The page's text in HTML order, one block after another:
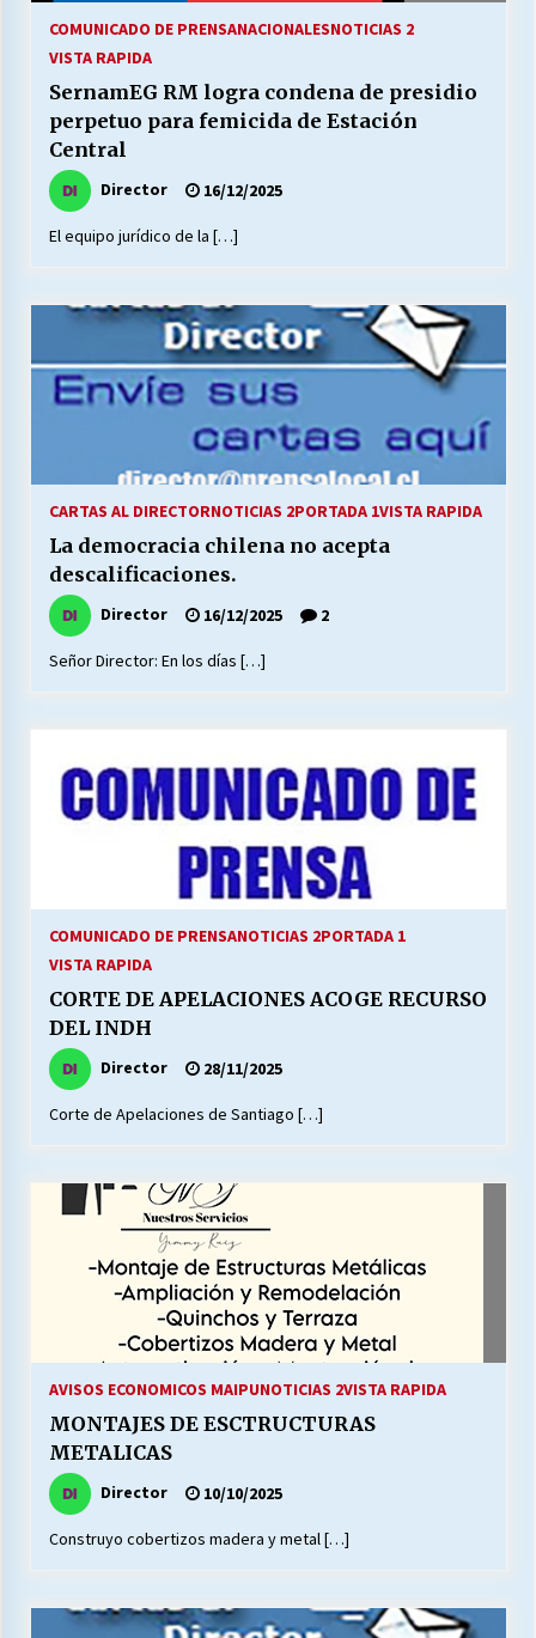
COMUNICADO DE PRENSANACIONALESNOTICIAS 2
VISTA RAPIDA
SernamEG RM logra condena de presidio
perpetuo para femicida de Estación
Central
Director 16/12/2025
El equipo jurídico de la […]
CARTAS AL DIRECTORNOTICIAS 2PORTADA 1VISTA RAPIDA
La democracia chilena no acepta
descalificaciones.
Director 16/12/2025 2
Señor Director: En los días […]
COMUNICADO DE PRENSANOTICIAS 2PORTADA 1
VISTA RAPIDA
CORTE DE APELACIONES ACOGE RECURSO
DEL INDH
Director 28/11/2025
Corte de Apelaciones de Santiago […]
AVISOS ECONOMICOS MAIPUNOTICIAS 2VISTA RAPIDA
MONTAJES DE ESCTRUCTURAS
METALICAS
Director 10/10/2025
Construyo cobertizos madera y metal […]